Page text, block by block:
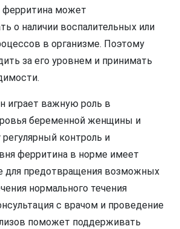
ферритина может
о наличии воспалительных или
в организме. Поэтому
за его уровнем и принимать
играет важную роль в
беременной женщины и
контроль и
ферритина в норме имеет
для предотвращения возможных
нормального течения
с врачом и проведение
поможет поддерживать